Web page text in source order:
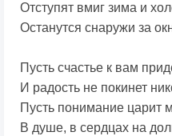
Отступят вмиг зима и
Останутся снаружи за
Пусть счастье к вам
И радость не покинет
Пусть понимание царит
В душе, в сердцах на